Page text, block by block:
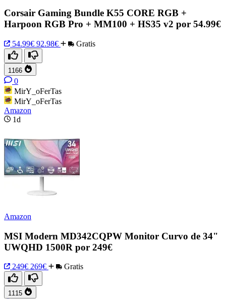
Corsair Gaming Bundle K55 CORE RGB +
Harpoon RGB Pro + MM100 + HS35 v2 por 54.99€
54.99€ 92.98€ Gratis
1166
0
MirY_oFerTas
MirY_oFerTas
Amazon
1d
Amazon
MSI Modern MD342CQPW Monitor Curvo de 34"
UWQHD 1500R por 249€
249€ 269€ Gratis
1115